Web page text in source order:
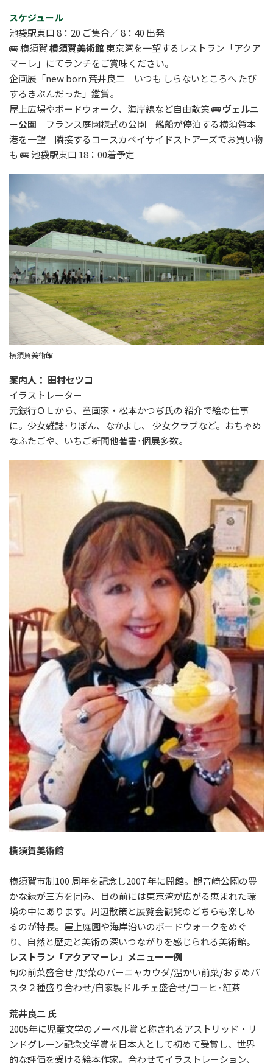
スケジュール
池袋駅東口 8：20 ご集合／ 8：40 出発
🚌 横須賀横須賀美術館東京湾を一望するレストラン「アクア
マーレ」にてランチをご賞味ください。
企画展「new born 荒井良二 いつも しらないところへ たび
するきぶんだった」鑑賞。
屋上広場やボードウォーク、海岸線など自由散策 🚌ヴェルニ
ー公園 フランス庭園様式の公園 艦船が停泊する横須賀本
港を一望 隣接するコースカベイサイドストアーズでお買い物
も 🚌 池袋駅東口 18：00着予定
横須賀美術館
案内人： 田村セツコ
イラストレーター
元銀行ＯＬから、童画家・松本かつぢ氏の 紹介で絵の仕事
に。少女雑誌･りぼん、なかよし、 少女クラブなど。おちゃめ
なふたごや、いちご新聞他著書･個展多数。
横須賀美術館
横須賀市制100 周年を記念し2007 年に開館。観音崎公園の豊
かな緑が三方を囲み、目の前には東京湾が広がる恵まれた環
境の中にあります。周辺散策と展覧会観覧のどちらも楽しめ
るのが特長。屋上庭園や海岸沿いのボードウォークをめぐ
り、自然と歴史と美術の深いつながりを感じられる美術館。
レストラン「アクアマーレ」メニュー一例
旬の前菜盛合せ /野菜のバーニャカウダ/温かい前菜/おすめパ
スタ２種盛り合わせ/自家製ドルチェ盛合せ/コーヒ･紅茶
荒井良二 氏
2005年に児童文学のノーベル賞と称されるアストリッド・リ
ンドグレーン記念文学賞を日本人として初めて受賞し、世界
的な評価を受ける絵本作家。合わせてイラストレーション、